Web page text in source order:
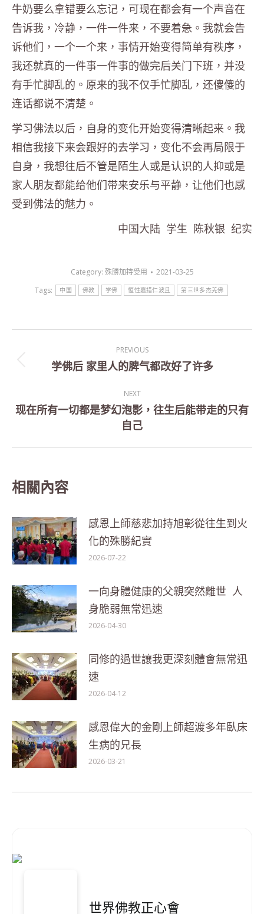
牛奶要么拿错要么忘记，可现在都会有一个声音在
告诉我，冷静，一件一件来，不要着急。我就会告
诉他们，一个一个来，事情开始变得简单有秩序，
我还就真的一件事一件事的做完后关门下班，并没
有手忙脚乱的。原来的我不仅手忙脚乱，还傻傻的
连话都说不清楚。
学习佛法以后，自身的变化开始变得清晰起来。我
相信我接下来会跟好的去学习，变化不会再局限于
自身，我想往后不管是陌生人或是认识的人抑或是
家人朋友都能给他们带来安乐与平静，让他们也感
受到佛法的魅力。
中国大陆 学生 陈秋银 纪实
Category: 殊勝加持受用
2021-03-25
Tags:
中国 佛教 学佛 恒性嘉措仁波且 第三世多杰羌佛
navigation
PREVIOUS
Previous
学佛后 家里人的脾气都改好了许多
NEXT
Next
现在所有一切都是梦幻泡影，往生后能带走的只有
自己
相關內容
感恩上師慈悲加持旭彰從往生到火
化的殊勝紀實
2026-07-22
一向身體健康的父親突然離世 人
身脆弱無常迅速
2026-04-30
同修的過世讓我更深刻體會無常迅
速
2026-04-12
感恩偉大的金剛上師超渡多年臥床
生病的兄長
2026-03-21
世界佛教正心會